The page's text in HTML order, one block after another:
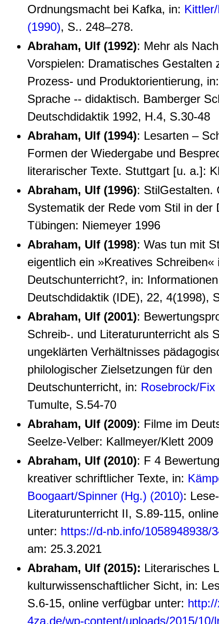
Ordnungsmacht bei Kafka, in:
(1990), S.. 248–278.
Abraham, Ulf (1992): Mehr als
Vorspielen: Dramatisches Gestalten
Prozess- und Produktorientierung,
Sprache -- didaktisch. Bamberger
Deutschdidaktik 1992, H.4, S.30-48
Abraham, Ulf (1994): Lesarten –
Formen der Wiedergabe und
literarischer Texte. Stuttgart [u. a.]:
Abraham, Ulf (1996): StilGestalten.
Systematik der Rede vom Stil in der
Tübingen: Niemeyer 1996
Abraham, Ulf (1998): Was tun mit
eigentlich ein »Kreatives Schreiben«
Deutschunterricht?, in:
Deutschdidaktik (IDE), 22, 4(1998),
Abraham, Ulf (2001):
Schreib-. und Literaturunterricht als
ungeklärten Verhältnisses
philologischer Zielsetzungen für den
Deutschunterricht, in: Rosebrock/
Tumulte, S.54-70
Abraham, Ulf (2009): Filme im
Seelze-Velber: Kallmeyer/Klett 2009
Abraham, Ulf (2010): F 4
kreativer schriftlicher Texte, in:
Boogaart/Spinner (Hg.) (2010):
Literaturunterricht II, S.89-115,
unter: https://d-nb.info/1058948938/
am: 25.3.2021
Abraham, Ulf (2015): Literarisches
kulturwissenschaftlicher Sicht, in:
S.6-15, online verfügbar unter:
4za.de/wp-content/uploads/2015/10/